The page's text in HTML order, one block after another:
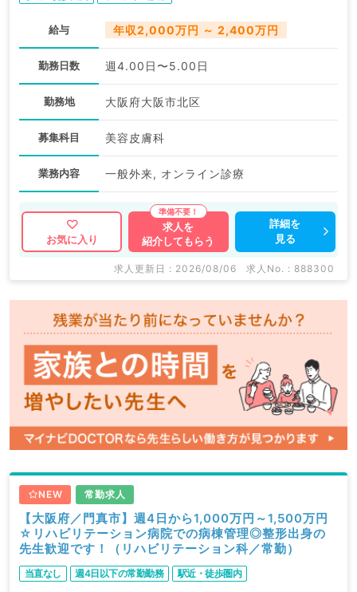
給与 年収2,000万円 ～ 2,400万円
勤務日数 週4.00日〜5.00日
勤務地 大阪府大阪市北区
募集科目 美容皮膚科
業務内容 一般外来, オンライン診療
お気に入り
求人を
紹介してもらう
詳細を
見る
求人更新日 : 2026/08/06 求人No. : 888300
NEW 常勤求人
【大阪府／門真市】週4日から1,000万円～1,500万円
☆リハビリテーション病院での病棟管理◎整形出身の
先生歓迎です！（リハビリテーション科／常勤）
当直なし 週4日以下の常勤勤務 駅近・徒歩圏内